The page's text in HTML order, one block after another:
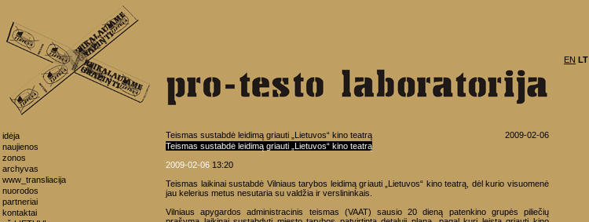
EN LT
idėja
naujienos
zonos
archyvas
www_transliacija
nuorodos
partneriai
kontaktai
Teismas sustabdė leidimą griauti „Lietuvos“ kino teatrą
2009-02-06
Teismas sustabdė leidimą griauti „Lietuvos“ kino teatrą
2009-02-06 13:20
Teismas laikinai sustabdė Vilniaus tarybos leidimą griauti „Lietuvos“ kino teatrą, dėl kurio visuomenė
jau kelerius metus nesutaria su valdžia ir verslininkais.
Vilniaus apygardos administracinis teismas (VAAT) sausio 20 dieną patenkino grupės piliečių